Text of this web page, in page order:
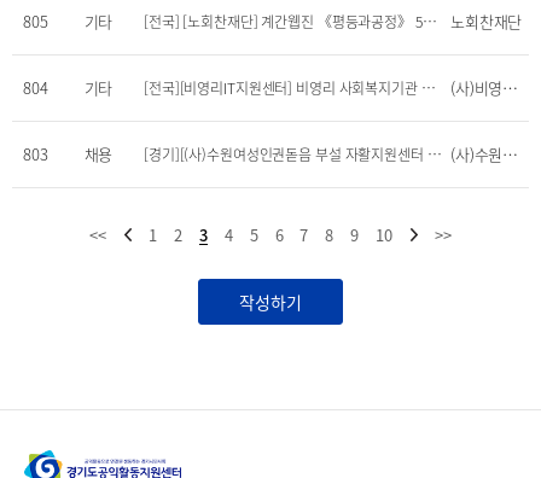
805 기타 [전국] [노회찬재단] 계간웹진 《평등과공정》 5호가 나왔습니다 노회찬재단
804 기타 [전국][비영리IT지원센터] 비영리 사회복지기관 위한 <한컴오피스 특별 할인 프로그램> 접수 (~8.28) (사)비영리IT지원센터
803 채용 [경기][(사)수원여성인권돋음 부설 자활지원센터 모모이] 활동가 채용합니다(~07/06) (사)수원여성인권돋음 부설 자활지원센터 모모이
<< 1 2 3 4 5 6 7 8 9 10 >>
작성하기